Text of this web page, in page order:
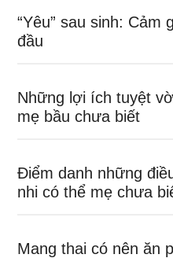
“Yêu” sau sinh: Cảm
đầu
Những lợi ích tuyệt
mẹ bầu chưa biết
Điểm danh những
nhi có thể mẹ chưa
Mang thai có nên ăn